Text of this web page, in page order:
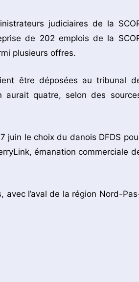
judiciaires de la
de 202 emplois de la
plusieurs offres.
être déposées au tribunal
aurait quatre, selon des
juin le choix du danois DFDS
émanation commerciale
avec l’aval de la région Nord-